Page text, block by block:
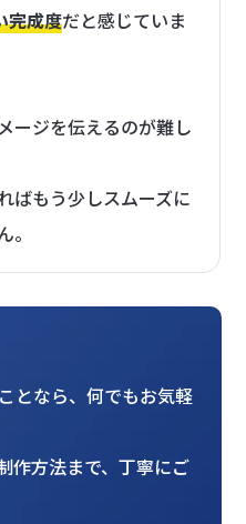
完成度だと感じていま
ージを伝えるのが難し
ばもう少しスムーズに
となら、何でもお気軽
作方法まで、丁寧にご